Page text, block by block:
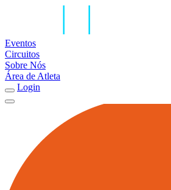
Eventos
Circuitos
Sobre Nós
Área de Atleta
Login